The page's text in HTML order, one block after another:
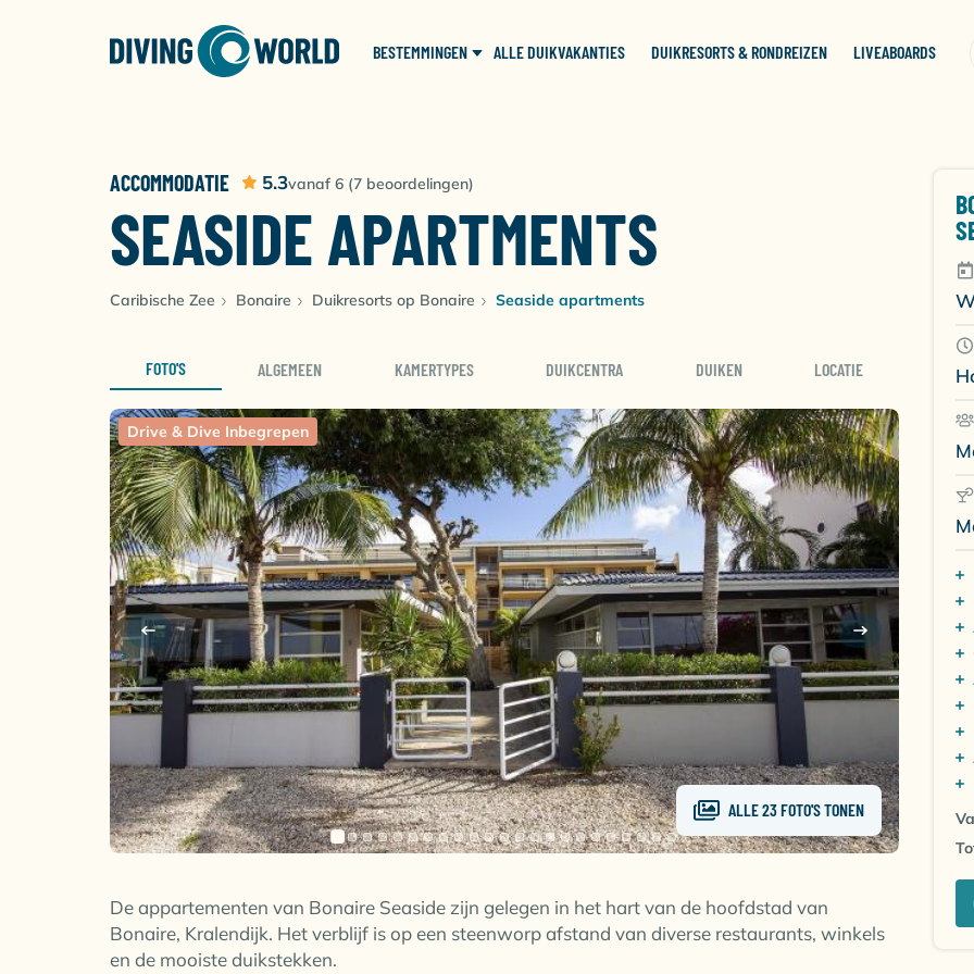
BESTEMMINGEN ALLE DUIKVAKANTIES DUIKRESORTS & RONDREIZEN LIVEABOARDS
ACCOMMODATIE 5.3vanaf 6 (7 beoordelingen)
SEASIDE APARTMENTS
Caribische Zee Bonaire Duikresorts op Bonaire Seaside apartments
FOTO'S ALGEMEEN KAMERTYPES DUIKCENTRA DUIKEN LOCATIE
ALLE 23 FOTO'S TONEN
Drive & Dive Inbegrepen
De appartementen van Bonaire Seaside zijn gelegen in het hart van de hoofdstad van
Bonaire, Kralendijk. Het verblijf is op een steenworp afstand van diverse restaurants, winkels
en de mooiste duikstekken.